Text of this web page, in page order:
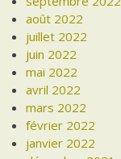
août 2022
juillet 2022
juin 2022
mai 2022
avril 2022
mars 2022
février 2022
janvier 2022